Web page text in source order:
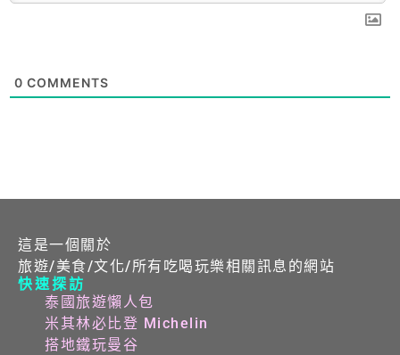
0 COMMENTS
這是一個關於
旅遊/美食/文化/所有吃喝玩樂相關訊息的網站
快速探訪
泰國旅遊懶人包
米其林必比登 Michelin
搭地鐵玩曼谷